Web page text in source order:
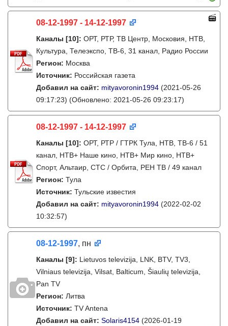
08-12-1997 - 14-12-1997
Каналы [10]: ОРТ, РТР, ТВ Центр, Московия, НТВ,
Культура, Телеэкспо, ТВ-6, 31 канал, Радио России
Регион: Москва
Источник: Российская газета
Добавил на сайт: mityavoronin1994 (2021-05-26
09:17:23) (Обновлено: 2021-05-26 09:23:17)
08-12-1997 - 14-12-1997
Каналы [10]: ОРТ, РТР / ГТРК Тула, НТВ, ТВ-6 / 51
канал, НТВ+ Наше кино, НТВ+ Мир кино, НТВ+
Спорт, Альтаир, СТС / Орбита, РЕН ТВ / 49 канал
Регион: Тула
Источник: Тульские известия
Добавил на сайт: mityavoronin1994 (2022-02-02
10:32:57)
08-12-1997, пн
Каналы [9]: Lietuvos televizija, LNK, BTV, TV3,
Vilniaus televizija, Vilsat, Balticum, Šiaulių televizija,
Pan TV
Регион: Литва
Источник: TV Antena
Добавил на сайт: Solaris4154 (2026-01-19